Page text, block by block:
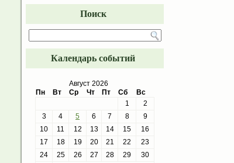
Поиск
Календарь событий
Август 2026
Пн
Вт Ср Чт Пт Сб
Вс
1
2
3
4 5 6 7 8
9
10
11 12 13 14 15
16
17
18 19 20 21 22
23
24
25 26 27 28 29
30